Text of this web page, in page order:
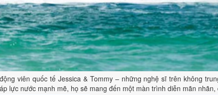
viên quốc tế Jessica & Tommy – những nghệ sĩ trên không
lực nước mạnh mẽ, họ sẽ mang đến một màn trình diễn mãn